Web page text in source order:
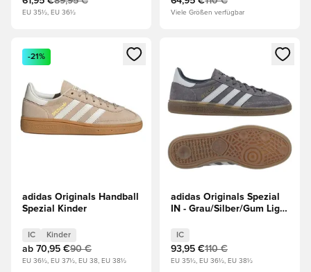
EU 35½, EU 36½ Viele Größen verfügbar
Öffnet ein neues Fenster zum Anmelden oder Registrieren
-21%
adidas Originals Handball
Spezial Kinder
IC Kinder
ab 70,95 €90 €
EU 36½, EU 37½, EU 38, EU 38½
Öffnet ein neues Fenster
adidas Originals Spezial
IN - Grau/Silber/Gum Light
IC
93,95 €110 €
EU 35½, EU 36½, EU 38½